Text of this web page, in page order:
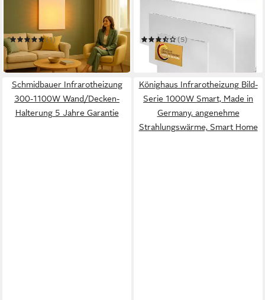
befristet Design & Top-
Qualität – jetzt stark im
Preis gesenkt!
(1)
ab 249,00 €
in 2-3 Werktagen bei dir
Infrarotheizung Hybrid
Infrarotheizung
Luftkonvektion Thermostat
Elektro Heizkörper
(5)
ab 199,99 €
in 2-3 Werktagen bei dir
Schmidbauer Infrarotheizung
300-1100W Wand/Decken-
Halterung 5 Jahre Garantie
Könighaus Infrarotheizung Bild-
Serie 1000W Smart, Made in
Germany, angenehme
Strahlungswärme, Smart Home